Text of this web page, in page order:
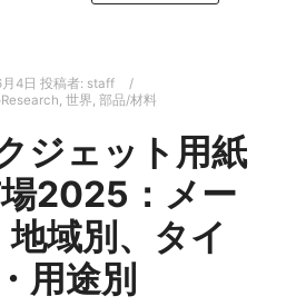
4日 投稿者: staff
, 世界, 部品/材料
ジェット用紙
2025：メー
地域別、タイ
用途別